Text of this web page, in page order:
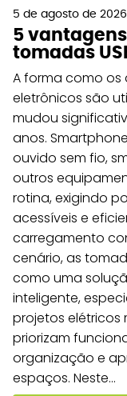
A forma como os
eletrônicos são
mudou
anos.
ouvido sem fio,
outros
rotina, exigindo
acessíveis e
carregamento
cenário, as
como uma
inteligente,
projetos elétricos
priorizam
organização e
espaços. Neste...
5
tomadas
5 de agosto de 2026